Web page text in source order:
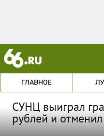
ГЛАВНОЕ
СУНЦ выиграл
рублей и